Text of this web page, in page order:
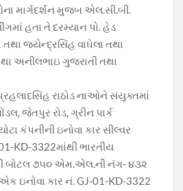
માર્ગદર્શન મુજબ એલ.સી.બી.
હતા તે દરમ્યાન પો. હેડ
તથા જયેન્દ્રસિંહ વાઘેલા તથા
અનીલભાઇ ગુજરાતી તથા
રાઠોડ નાઓને સંયુક્તમાં
જેતપુર રોડ, ગ્રીન પાર્ક
કંપનીની ઇનોવા કાર સીલ્વર
KD-3322માંથી ભારતીય
બોટલ ૭૫૦ એમ.એલ.ની નંગ- ૪૩૨
ઇનોવા કાર નં. GJ-01-KD-3322